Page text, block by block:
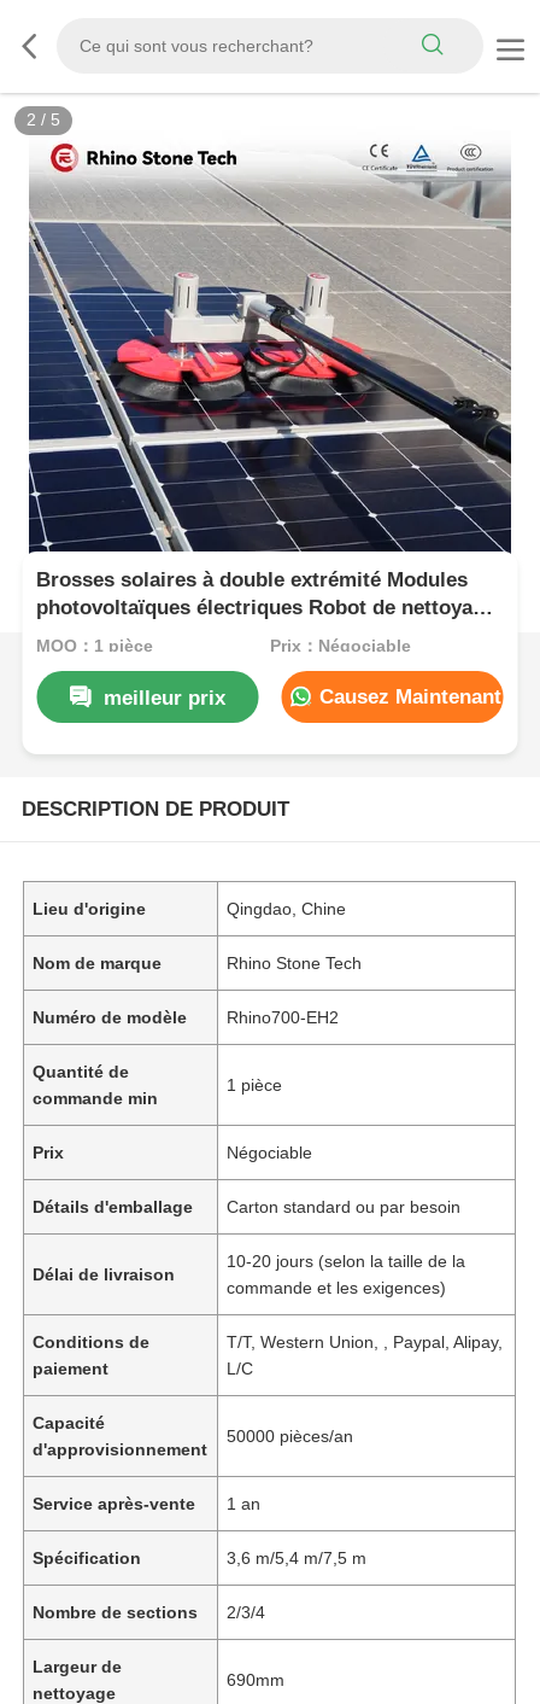
3 / 5
Brosses solaires à double extrémité Modules
photovoltaïques électriques Robot de nettoyage
Brosses avec outils de système de nettoyage de
MOQ：1 pièce Prix：Négociable
meilleur prix Causez Maintenant
DESCRIPTION DE PRODUIT
Lieu d'origine Qingdao, Chine
Nom de marque Rhino Stone Tech
Numéro de modèle Rhino700-EH2
Quantité de
commande min
1 pièce
Prix Négociable
Détails d'emballage Carton standard ou par besoin
Délai de livraison
10-20 jours (selon la taille de la
commande et les exigences)
Conditions de
paiement
T/T, Western Union, , Paypal, Alipay,
L/C
Capacité
d'approvisionnement
50000 pièces/an
Service après-vente 1 an
Spécification 3,6 m/5,4 m/7,5 m
Nombre de sections 2/3/4
Largeur de
nettoyage
690mm